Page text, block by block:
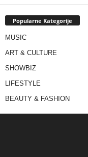
Popularne Kategorije
MUSIC
ART & CULTURE
SHOWBIZ
LIFESTYLE
BEAUTY & FASHION